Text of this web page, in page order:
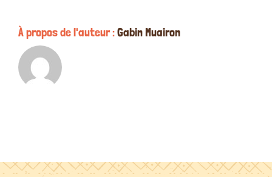
À propos de l'auteur :Gabin Muairon